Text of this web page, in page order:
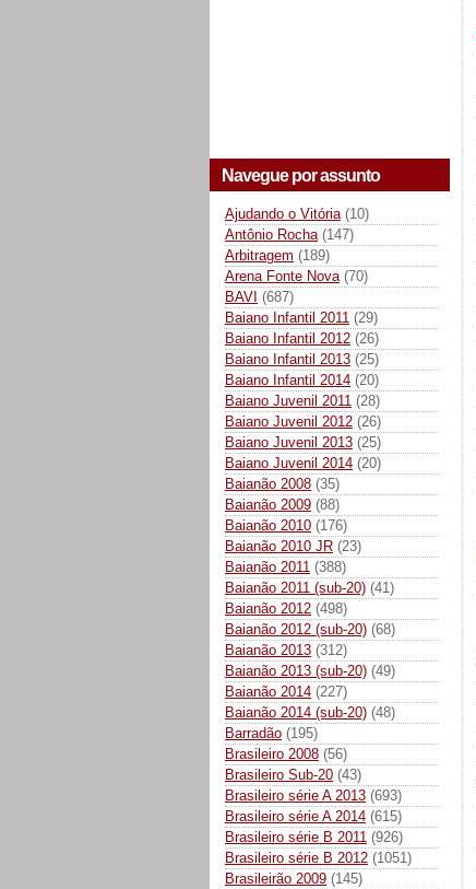
Navegue por assunto
Ajudando o Vitória (10)
Antônio Rocha (147)
Arbitragem (189)
Arena Fonte Nova (70)
BAVI (687)
Baiano Infantil 2011 (29)
Baiano Infantil 2012 (26)
Baiano Infantil 2013 (25)
Baiano Infantil 2014 (20)
Baiano Juvenil 2011 (28)
Baiano Juvenil 2012 (26)
Baiano Juvenil 2013 (25)
Baiano Juvenil 2014 (20)
Baianão 2008 (35)
Baianão 2009 (88)
Baianão 2010 (176)
Baianão 2010 JR (23)
Baianão 2011 (388)
Baianão 2011 (sub-20) (41)
Baianão 2012 (498)
Baianão 2012 (sub-20) (68)
Baianão 2013 (312)
Baianão 2013 (sub-20) (49)
Baianão 2014 (227)
Baianão 2014 (sub-20) (48)
Barradão (195)
Brasileiro 2008 (56)
Brasileiro Sub-20 (43)
Brasileiro série A 2013 (693)
Brasileiro série A 2014 (615)
Brasileiro série B 2011 (926)
Brasileiro série B 2012 (1051)
Brasileirão 2009 (145)